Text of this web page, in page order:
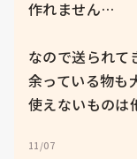
作れません…
なので送られて
余っている物も
使えないものは
11/07